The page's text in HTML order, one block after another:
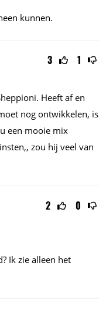
kunnen.
3 1
Heeft af en
nog ontwikkelen, is
een mooie mix
zou hij veel van
2 0
Ik zie alleen het